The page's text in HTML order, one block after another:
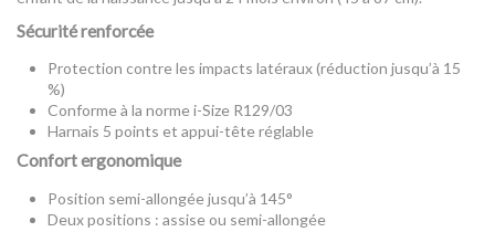
Sécurité renforcée
Protection contre les impacts latéraux (réduction jusqu’à 15
%)
Conforme à la norme i-Size R129/03
Harnais 5 points et appui-tête réglable
Confort ergonomique
Position semi-allongée jusqu’à 145°
Deux positions : assise ou semi-allongée